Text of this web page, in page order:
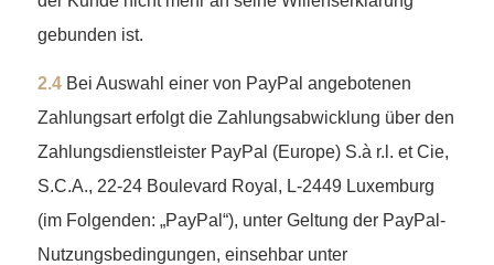
gebunden ist.
2.4Bei Auswahl einer von PayPal angebotenen
Zahlungsart erfolgt die Zahlungsabwicklung über den
Zahlungsdienstleister PayPal (Europe) S.à r.l. et Cie,
S.C.A., 22-24 Boulevard Royal, L-2449 Luxemburg
(im Folgenden: „PayPal“), unter Geltung der PayPal-
Nutzungsbedingungen, einsehbar unter